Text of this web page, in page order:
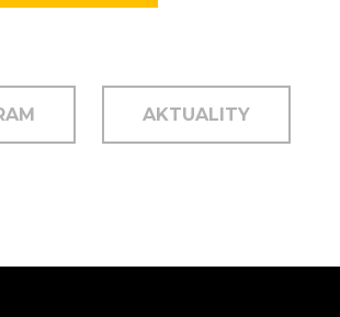
AKTUALITY